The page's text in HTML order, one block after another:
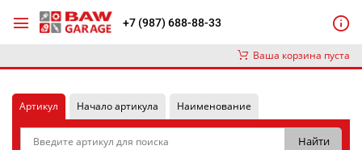
+7 (987) 688-88-33
Ваша корзина пуста
Артикул Начало артикула Наименование